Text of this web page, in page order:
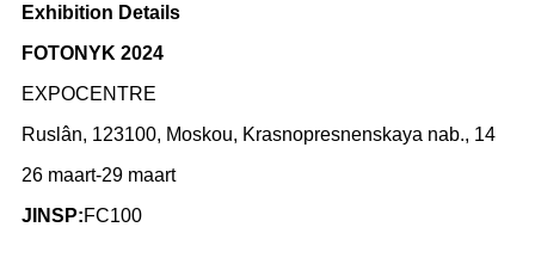
Exhibition Details
FOTONYK 2024
EXPOCENTRE
Ruslân, 123100, Moskou, Krasnopresnenskaya nab., 14
26 maart-29 maart
JINSP:FC100